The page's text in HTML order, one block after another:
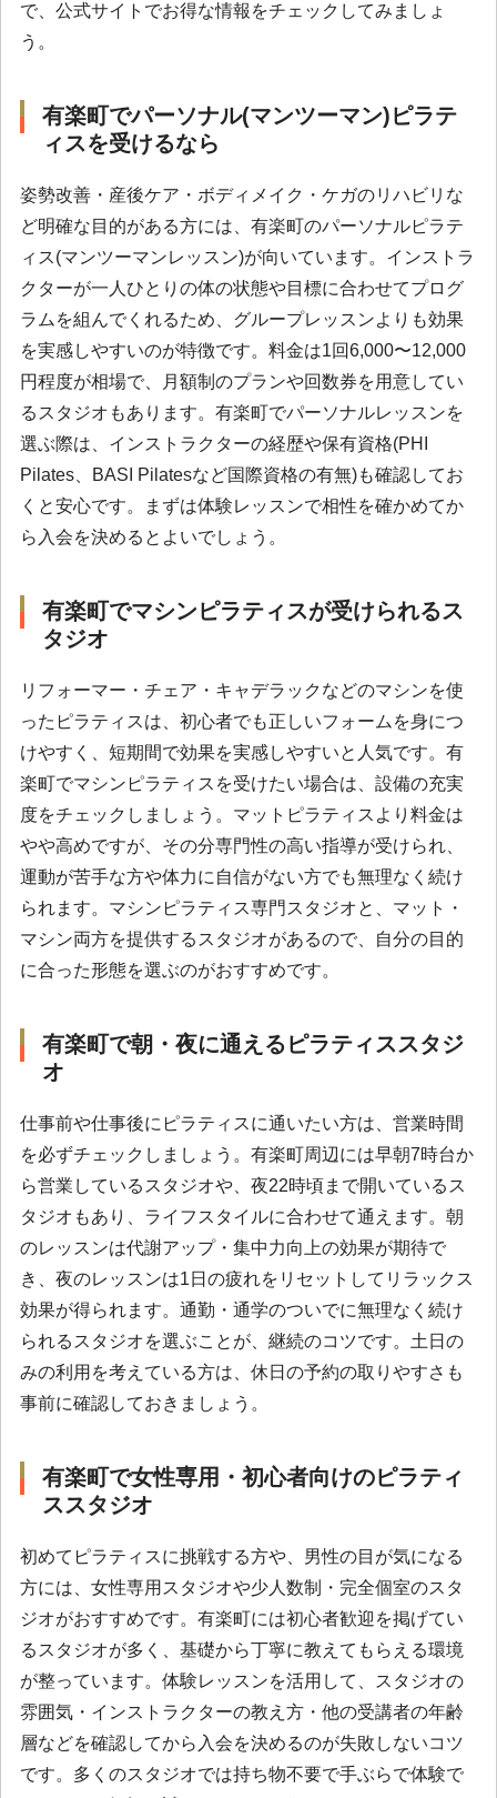
で、公式サイトでお得な情報をチェックしてみましょ
う。
有楽町でパーソナル(マンツーマン)ピラテ
ィスを受けるなら
姿勢改善・産後ケア・ボディメイク・ケガのリハビリな
ど明確な目的がある方には、有楽町のパーソナルピラテ
ィス(マンツーマンレッスン)が向いています。インストラ
クターが一人ひとりの体の状態や目標に合わせてプログ
ラムを組んでくれるため、グループレッスンよりも効果
を実感しやすいのが特徴です。料金は1回6,000〜12,000
円程度が相場で、月額制のプランや回数券を用意してい
るスタジオもあります。有楽町でパーソナルレッスンを
選ぶ際は、インストラクターの経歴や保有資格(PHI
Pilates、BASI Pilatesなど国際資格の有無)も確認してお
くと安心です。まずは体験レッスンで相性を確かめてか
ら入会を決めるとよいでしょう。
有楽町でマシンピラティスが受けられるス
タジオ
リフォーマー・チェア・キャデラックなどのマシンを使
ったピラティスは、初心者でも正しいフォームを身につ
けやすく、短期間で効果を実感しやすいと人気です。有
楽町でマシンピラティスを受けたい場合は、設備の充実
度をチェックしましょう。マットピラティスより料金は
やや高めですが、その分専門性の高い指導が受けられ、
運動が苦手な方や体力に自信がない方でも無理なく続け
られます。マシンピラティス専門スタジオと、マット・
マシン両方を提供するスタジオがあるので、自分の目的
に合った形態を選ぶのがおすすめです。
有楽町で朝・夜に通えるピラティススタジ
オ
仕事前や仕事後にピラティスに通いたい方は、営業時間
を必ずチェックしましょう。有楽町周辺には早朝7時台か
ら営業しているスタジオや、夜22時頃まで開いているス
タジオもあり、ライフスタイルに合わせて通えます。朝
のレッスンは代謝アップ・集中力向上の効果が期待で
き、夜のレッスンは1日の疲れをリセットしてリラックス
効果が得られます。通勤・通学のついでに無理なく続け
られるスタジオを選ぶことが、継続のコツです。土日の
みの利用を考えている方は、休日の予約の取りやすさも
事前に確認しておきましょう。
有楽町で女性専用・初心者向けのピラティ
ススタジオ
初めてピラティスに挑戦する方や、男性の目が気になる
方には、女性専用スタジオや少人数制・完全個室のスタ
ジオがおすすめです。有楽町には初心者歓迎を掲げてい
るスタジオが多く、基礎から丁寧に教えてもらえる環境
が整っています。体験レッスンを活用して、スタジオの
雰囲気・インストラクターの教え方・他の受講者の年齢
層などを確認してから入会を決めるのが失敗しないコツ
です。多くのスタジオでは持ち物不要で手ぶらで体験で